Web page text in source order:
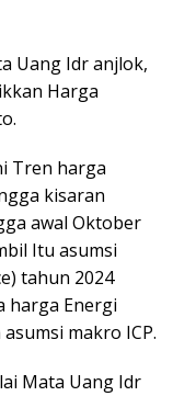
Uang Idr anjlok,
Harga
Tren harga
kisaran
awal Oktober
Itu asumsi
tahun 2024
harga Energi
makro ICP.
Mata Uang Idr